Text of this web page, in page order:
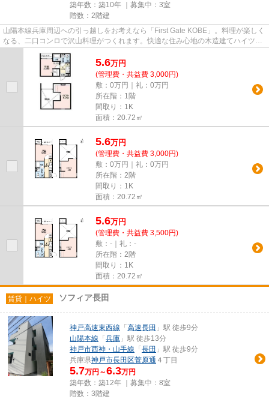
築年数：築10年 ｜募集中： 3室
階数：2階建
山陽本線兵庫周辺への引っ越しをお考えなら「First Gate KOBE」。料理が楽しく
なる、二口コンロで沢山料理がつくれます。快適な住み心地の木造建てハイツ。
新しい暮らしのスタートは、...
5.6万円
(管理費・共益費 3,000円)
敷：0万円｜礼：0万円
所在階：1階
間取り：1K
面積：20.72㎡
5.6万円
(管理費・共益費 3,000円)
敷：0万円｜礼：0万円
所在階：2階
間取り：1K
面積：20.72㎡
5.6万円
(管理費・共益費 3,500円)
敷：-｜礼：-
所在階：2階
間取り：1K
面積：20.72㎡
賃貸｜ハイツ ソフィア長田
神戸高速東西線 「 高速長田 」駅 徒歩9分
山陽本線 「 兵庫 」駅 徒歩13分
神戸市西神・山手線 「 長田 」駅 徒歩9分
兵庫県神戸市長田区菅原通 ４丁目
5.7万円～6.3万円
築年数：築12年 ｜募集中： 8室
階数：3階建